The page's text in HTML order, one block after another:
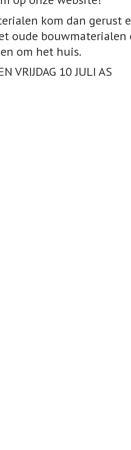
kom dan gerust
oude
om het huis.
VRIJDAG 10JULI AS